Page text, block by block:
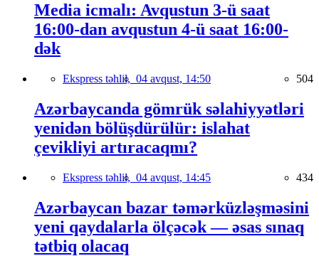
Media icmalı: Avqustun 3-ü saat
16:00-dan avqustun 4-ü saat 16:00-
dək
Ekspress təhlil, 04 avqust, 14:50 504
Azərbaycanda gömrük səlahiyyətləri
yenidən bölüşdürülür: islahat
çevikliyi artıracaqmı?
Ekspress təhlil, 04 avqust, 14:45 434
Azərbaycan bazar təmərküzləşməsini
yeni qaydalarla ölçəcək — əsas sınaq
tətbiq olacaq